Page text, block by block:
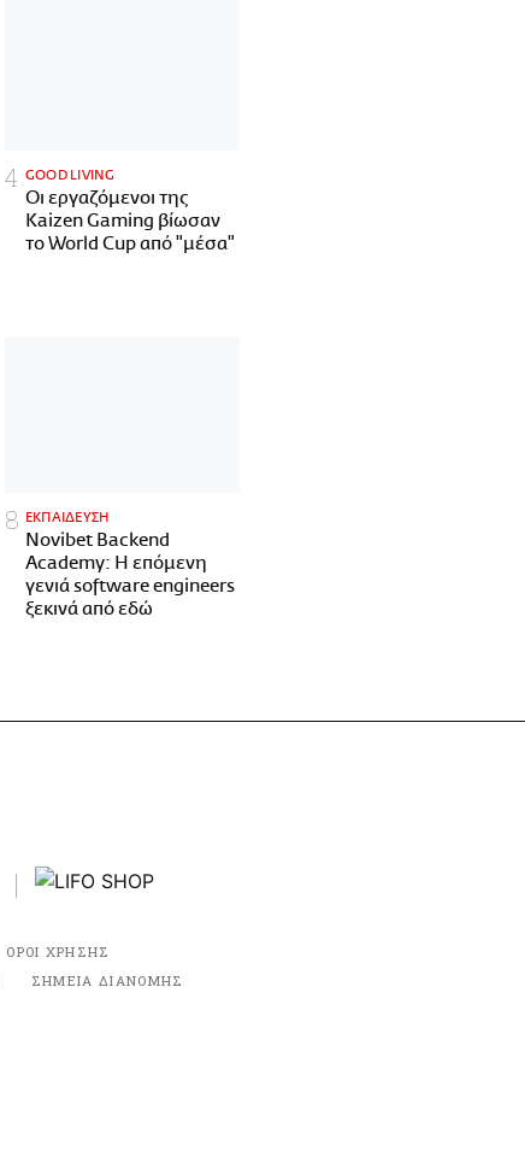
GOOD LIVING
Οι εργαζόμενοι της
Kaizen Gaming βίωσαν
το World Cup από "μέσα"
ΕΚΠΑΙΔΕΥΣΗ
Novibet Backend
Academy: Η επόμενη
γενιά software engineers
ξεκινά από εδώ
ΟΡΟΙ ΧΡΗΣΗΣ
ΣΗΜΕΙΑ ΔΙΑΝΟΜΗΣ